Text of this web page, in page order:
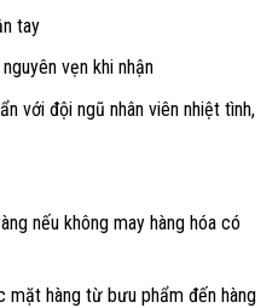
tay
vẹn khi nhận
với đội ngũ nhân viên nhiệt tình,
nếu không may hàng hóa có
mặt hàng từ bưu phẩm đến hàng